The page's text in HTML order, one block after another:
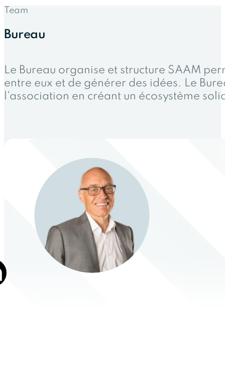
Team
Bureau
Le Bureau organise et structure SAAM
entre eux et de générer des idées. Le
l'association en créant un écosystème